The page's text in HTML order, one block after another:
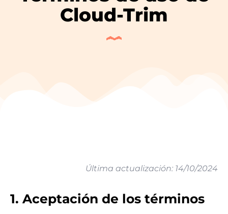
Cloud-Trim
Última actualización: 14/10/2024
1. Aceptación de los términos